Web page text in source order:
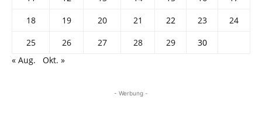
18
19 20 21 22 23
24
25
26 27 28 29
30
« Aug.
Okt. »
- Werbung -